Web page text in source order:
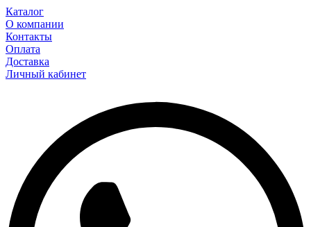
Каталог
О компании
Контакты
Оплата
Доставка
Личный кабинет